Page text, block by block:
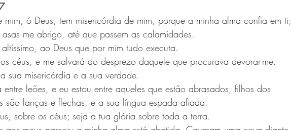
mim, ó Deus, tem misericórdia de mim, porque a minha alma confia em ti;
me abrigo, até que passem as calamidades.
ao Deus que por mim tudo executa.
céus, e me salvará do desprezo daquele que procurava devorar-me.
sua misericórdia e a sua verdade.
leões, e eu estou entre aqueles que estão abrasados, filhos dos
são lanças e flechas, e a sua língua espada afiada.
sobre os céus; seja a tua glória sobre toda a terra.